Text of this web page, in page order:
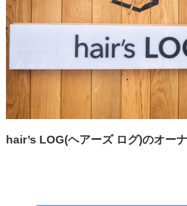
ns-count-c
ache.php
n line
hair’s LOG(ヘアーズ ログ)のオー